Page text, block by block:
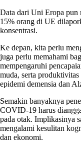
Data dari Uni Eropa pun
15% orang di UE
konsentrasi.
Ke depan, kita perlu
juga perlu memahami
mempengaruhi
muda, serta
epidemi demensia dan
Semakin banyaknya
COVID-19 harus
pada otak. Implikasinya
mengalami kesulitan
dan ekonomi.